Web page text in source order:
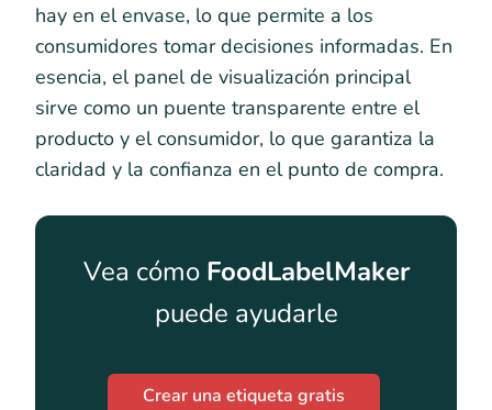
hay en el envase, lo que permite a los
consumidores tomar decisiones informadas. En
esencia, el panel de visualización principal
sirve como un puente transparente entre el
producto y el consumidor, lo que garantiza la
claridad y la confianza en el punto de compra.
Vea cómo FoodLabelMaker
puede ayudarle
Crear una etiqueta gratis